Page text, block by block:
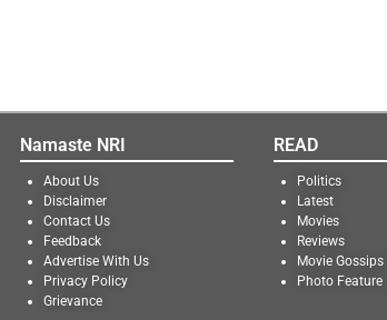
Namaste NRI
About Us
Disclaimer
Contact Us
Feedback
Advertise With Us
Privacy Policy
Grievance
READ
Politics
Latest
Movies
Reviews
Movie Gossips
Photo Feature